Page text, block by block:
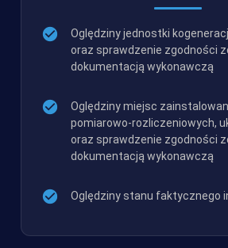
Oględziny jednostki
oraz sprawdzenie zgodności
dokumentacją wykonawczą
Oględziny miejsc
pomiarowo-rozliczeniowych,
oraz sprawdzenie zgodności
dokumentacją wykonawczą
Oględziny stanu faktycznego